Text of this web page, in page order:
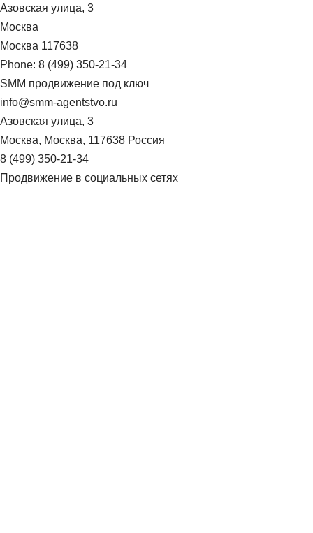
Азовская улица, 3
Москва
Москва 117638
Phone: 8 (499) 350-21-34
SMM продвижение под ключ
info@smm-agentstvo.ru
Азовская улица, 3
Москва, Москва, 117638 Россия
8 (499) 350-21-34
Продвижение в социальных сетях